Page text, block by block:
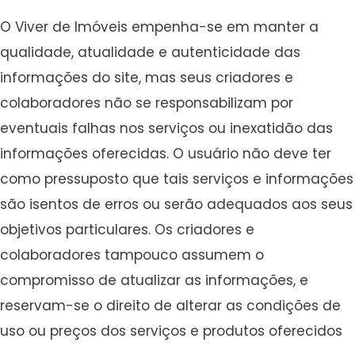
O Viver de Imóveis empenha-se em manter a
qualidade, atualidade e autenticidade das
informações do site, mas seus criadores e
colaboradores não se responsabilizam por
eventuais falhas nos serviços ou inexatidão das
informações oferecidas. O usuário não deve ter
como pressuposto que tais serviços e informações
são isentos de erros ou serão adequados aos seus
objetivos particulares. Os criadores e
colaboradores tampouco assumem o
compromisso de atualizar as informações, e
reservam-se o direito de alterar as condições de
uso ou preços dos serviços e produtos oferecidos